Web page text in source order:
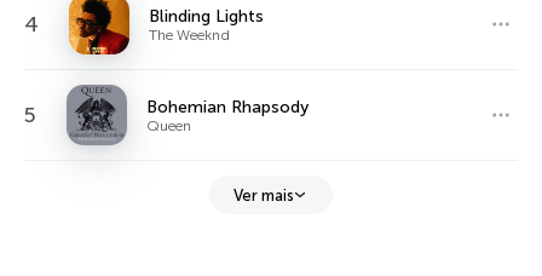
4 Blinding Lights
The Weeknd
5 Bohemian Rhapsody
Queen
Ver mais